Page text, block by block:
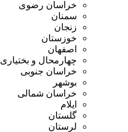
خراسان رضوی
سمنان
زنجان
خوزستان
اصفهان
چهارمحال و بختیاری
خراسان جنوبی
بوشهر
خراسان شمالی
ایلام
گلستان
لرستان